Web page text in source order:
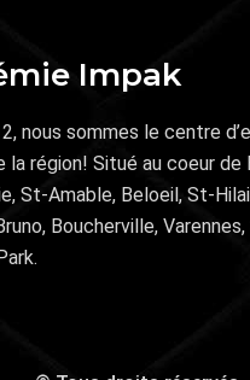
Impak
nous sommes le centre
région! Situé au coeur de
St-Amable, Beloeil, St-
Boucherville,